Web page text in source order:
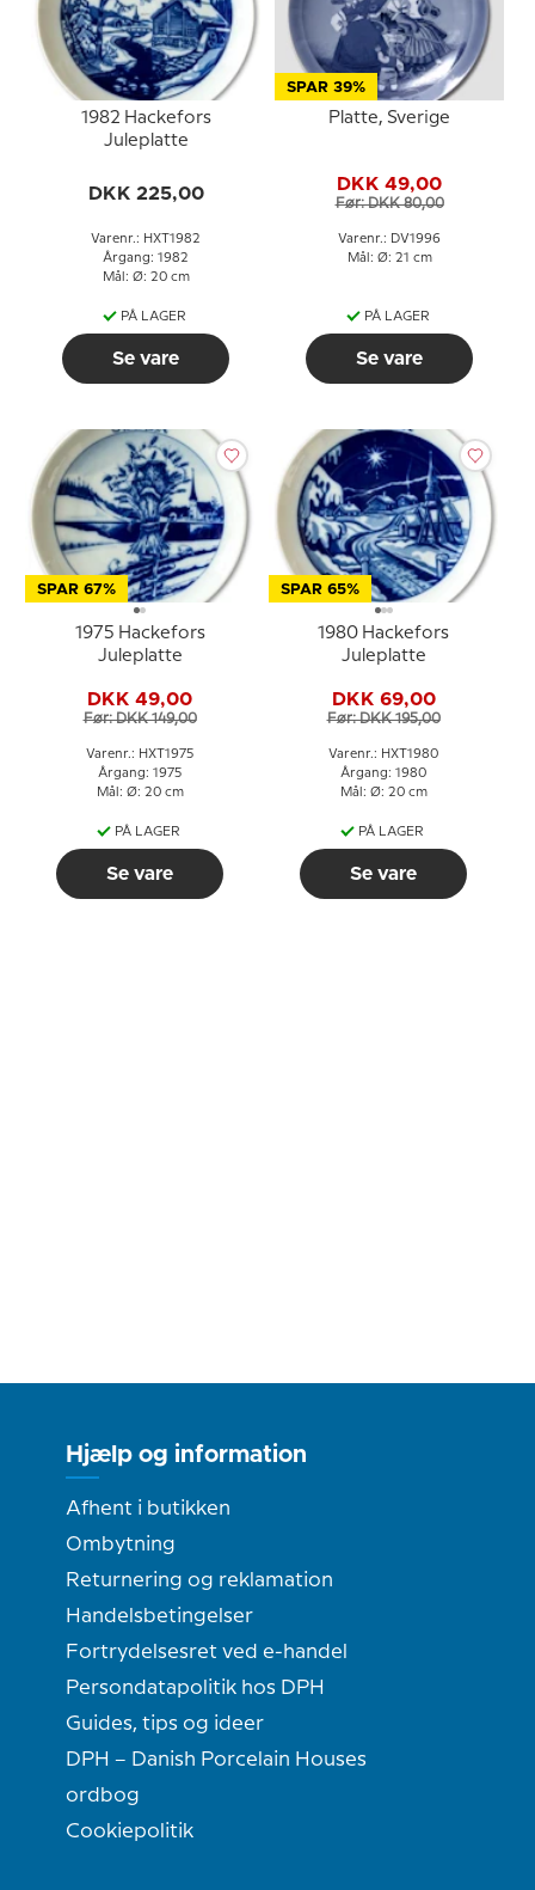
1982 Hackefors
Juleplatte
DKK 225,00
Varenr.: HXT1982
Årgang: 1982
Mål: Ø: 20 cm
PÅ LAGER
Se vare
SPAR 39%
Platte, Sverige
DKK 49,00
Før: DKK 80,00
Varenr.: DV1996
Mål: Ø: 21 cm
PÅ LAGER
Se vare
SPAR 67%
1975 Hackefors
Juleplatte
DKK 49,00
Før: DKK 149,00
Varenr.: HXT1975
Årgang: 1975
Mål: Ø: 20 cm
PÅ LAGER
Se vare
SPAR 65%
1980 Hackefors
Juleplatte
DKK 69,00
Før: DKK 195,00
Varenr.: HXT1980
Årgang: 1980
Mål: Ø: 20 cm
PÅ LAGER
Se vare
Hjælp og information
Afhent i butikken
Ombytning
Returnering og reklamation
Handelsbetingelser
Fortrydelsesret ved e-handel
Persondatapolitik hos DPH
Guides, tips og ideer
DPH – Danish Porcelain Houses
ordbog
Cookiepolitik